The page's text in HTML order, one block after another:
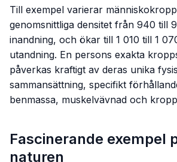
Till exempel varierar
genomsnittliga densitet från 940 till
inandning, och ökar till 1 010 till 1
utandning. En persons exakta
påverkas kraftigt av deras unika
sammansättning, specifikt
benmassa, muskelvävnad och
Fascinerande exempel
naturen